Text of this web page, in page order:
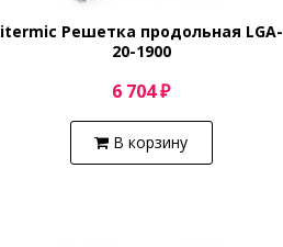
itermic Решетка продольная LGA-
20-1900
6 704 ₽
В корзину